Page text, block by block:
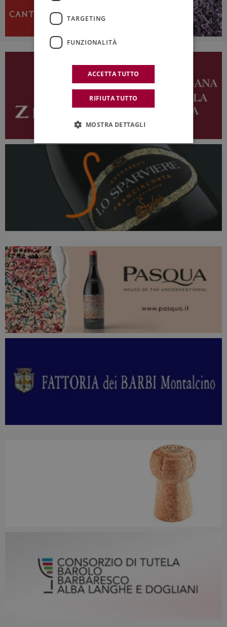
TARGETING
FUNZIONALITÀ
ACCETTA TUTTO
RIFIUTA TUTTO
MOSTRA DETTAGLI